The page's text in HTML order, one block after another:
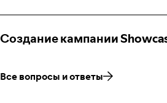
Создание кампании
Создание кампании
Все вопросы и ответы